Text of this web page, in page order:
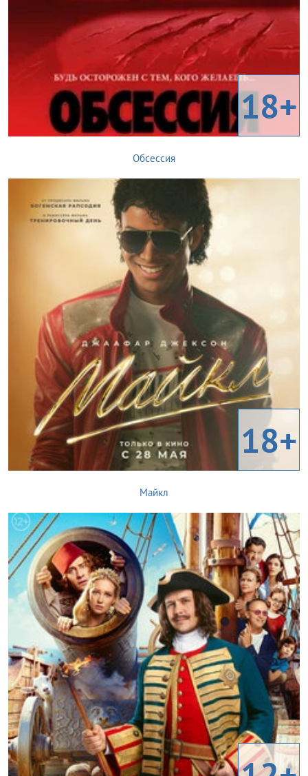
18+
Обсессия
18+
Майкл